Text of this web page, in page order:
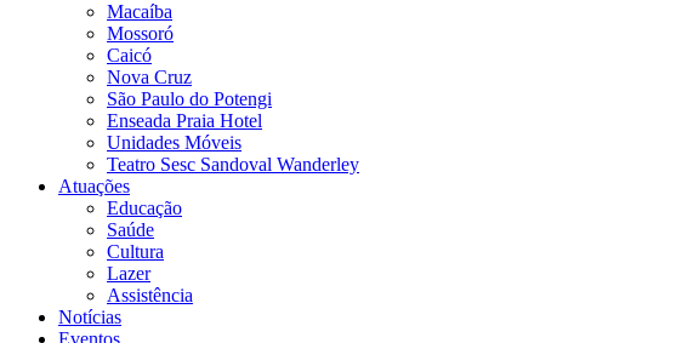
Macaíba
Mossoró
Caicó
Nova Cruz
São Paulo do Potengi
Enseada Praia Hotel
Unidades Móveis
Teatro Sesc Sandoval Wanderley
Atuações
Educação
Saúde
Cultura
Lazer
Assistência
Notícias
Eventos